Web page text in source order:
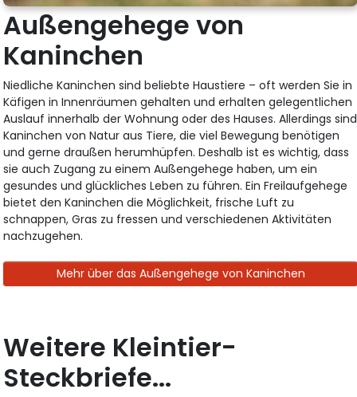
Außengehege von
Kaninchen
Niedliche Kaninchen sind beliebte Haustiere – oft werden Sie in
Käfigen in Innenräumen gehalten und erhalten gelegentlichen
Auslauf innerhalb der Wohnung oder des Hauses. Allerdings sind
Kaninchen von Natur aus Tiere, die viel Bewegung benötigen
und gerne draußen herumhüpfen. Deshalb ist es wichtig, dass
sie auch Zugang zu einem Außengehege haben, um ein
gesundes und glückliches Leben zu führen. Ein Freilaufgehege
bietet den Kaninchen die Möglichkeit, frische Luft zu
schnappen, Gras zu fressen und verschiedenen Aktivitäten
nachzugehen.
Mehr über das Außengehege von Kaninchen
Weitere Kleintier-
Steckbriefe...